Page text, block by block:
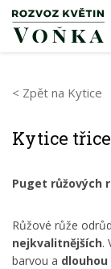
< Zpět na Kytice
Kytice
Puget růžových
Růžové růže
nejkvalitnějších.
barvou a